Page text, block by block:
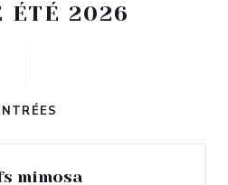
ÉTÉ 2026
mimosa